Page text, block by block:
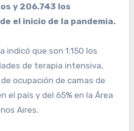
y 206.743 los
el inicio de la pandemia.
indicó que son 1.150 los
de terapia intensiva,
ocupación de camas de
el país y del 65% en la Área
Aires.